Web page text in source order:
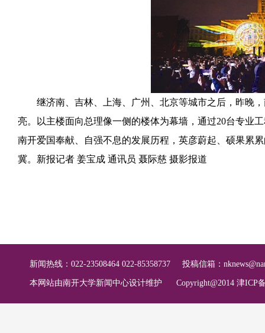
继济南、吉林、上海、广州、北京等城市之后，昨晚，
亮。以主楼面向总理像一侧的楼体为幕墙，通过20台专业
南开爱国奉献、自强不息的发展历程，英彦蔚起、硕果累
冀。新报记者 姜宝成 通讯员 聂际慈 摄影报道
新闻热线：022-23508464 022-85358737 投稿信箱：
本网站由南开大学新闻中心设计维护 Copyright@2014 津ICP